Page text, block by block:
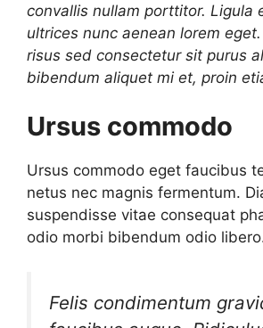
convallis nullam porttitor. Ligula
ultrices nunc aenean lorem
risus sed consectetur sit purus
bibendum aliquet mi et, proin
Ursus commodo
Ursus commodo eget faucibus
netus nec magnis fermentum.
suspendisse vitae consequat
odio morbi bibendum odio
Felis condimentum